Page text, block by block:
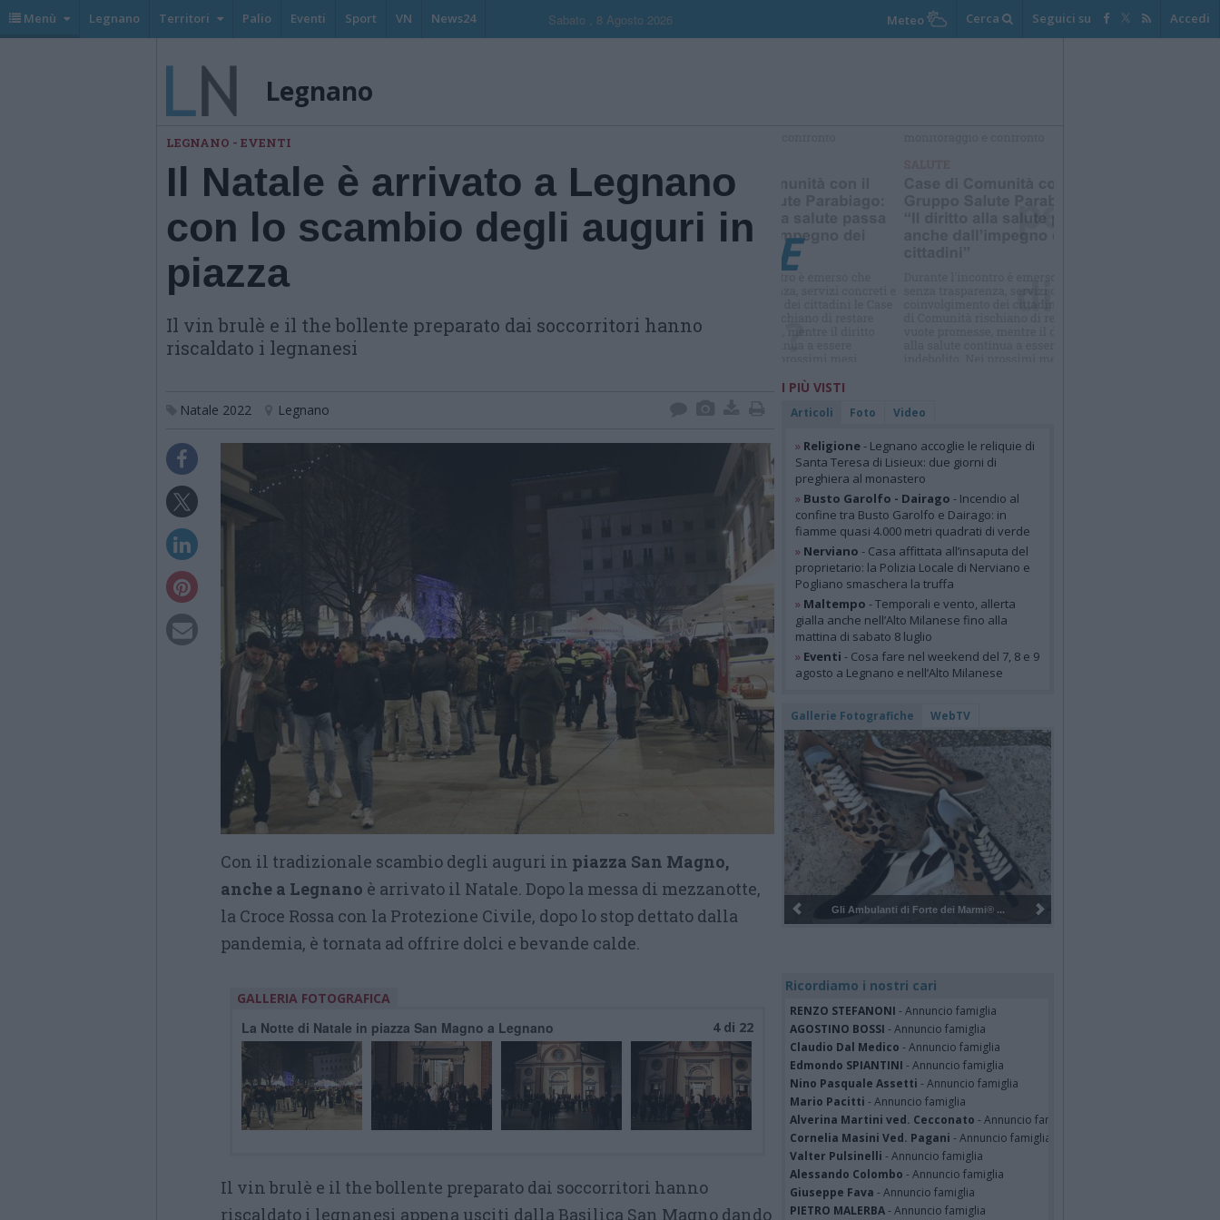
Menù Legnano Territori Palio Eventi Sport VN News24 Sabato , 8 Agosto 2026 Meteo Cerca Seguici su Accedi
Legnano
LEGNANO - EVENTI
Il Natale è arrivato a Legnano
con lo scambio degli auguri in
piazza
Il vin brulè e il the bollente preparato dai soccorritori hanno
riscaldato i legnanesi
Natale 2022 Legnano
Con il tradizionale scambio degli auguri in piazza San Magno,
anche a Legnano è arrivato il Natale. Dopo la messa di mezzanotte,
la Croce Rossa con la Protezione Civile, dopo lo stop dettato dalla
pandemia, è tornata ad offrire dolci e bevande calde.
GALLERIA FOTOGRAFICA
La Notte di Natale in piazza San Magno a Legnano 4 di 22
Il vin brulè e il the bollente preparato dai soccorritori hanno
riscaldato i legnanesi appena usciti dalla Basilica San Magno dando
I PIÙ VISTI
Articoli Foto Video
» Religione- Legnano accoglie le reliquie di
Santa Teresa di Lisieux: due giorni di
preghiera al monastero
» Busto Garolfo - Dairago - Incendio al
confine tra Busto Garolfo e Dairago: in
fiamme quasi 4.000 metri quadrati di verde
» Nerviano - Casa affittata all’insaputa del
proprietario: la Polizia Locale di Nerviano e
Pogliano smaschera la truffa
» Maltempo - Temporali e vento, allerta
gialla anche nell’Alto Milanese fino alla
mattina di sabato 8 luglio
» Eventi - Cosa fare nel weekend del 7, 8 e 9
agosto a Legnano e nell’Alto Milanese
Gallerie Fotografiche WebTV
Gli Ambulanti di Forte dei Marmi® ... Pulizia del bosco del Rugareto a ...
Ricordiamo i nostri cari
RENZO STEFANONI - Annuncio famiglia
AGOSTINO BOSSI - Annuncio famiglia
Claudio Dal Medico - Annuncio famiglia
Edmondo SPIANTINI - Annuncio famiglia
Nino Pasquale Assetti - Annuncio famiglia
Mario Pacitti - Annuncio famiglia
Alverina Martini ved. Cecconato - Annuncio famiglia
Cornelia Masini Ved. Pagani - Annuncio famiglia
Valter Pulsinelli - Annuncio famiglia
Alessando Colombo - Annuncio famiglia
Giuseppe Fava - Annuncio famiglia
PIETRO MALERBA- Annuncio famiglia